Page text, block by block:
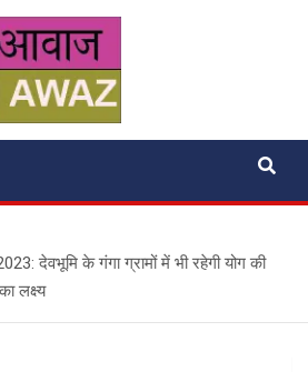
देवभूमि के गंगा ग्रामों में भी रहेगी योग की
लक्ष्य